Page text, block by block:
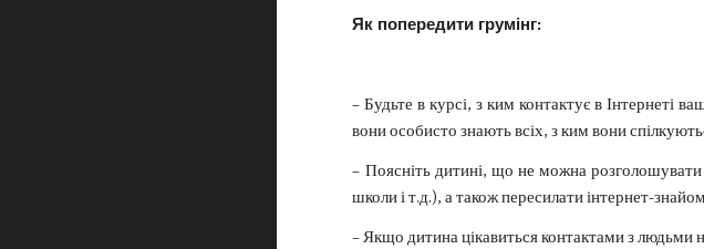
Як попередити грумінг:
– Будьте в курсі, з ким контактує в Інтернеті
вони особисто знають всіх, з ким вони
– Поясніть дитині, що не можна
школи і т.д.), а також пересилати інтернет-
– Якщо дитина цікавиться контактами з людьми